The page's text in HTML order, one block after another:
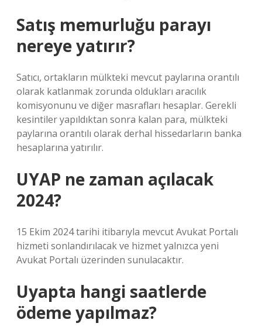
Satış memurluğu parayı
nereye yatırır?
Satıcı, ortakların mülkteki mevcut paylarına orantılı
olarak katlanmak zorunda oldukları aracılık
komisyonunu ve diğer masrafları hesaplar. Gerekli
kesintiler yapıldıktan sonra kalan para, mülkteki
paylarına orantılı olarak derhal hissedarların banka
hesaplarına yatırılır.
UYAP ne zaman açılacak
2024?
15 Ekim 2024 tarihi itibarıyla mevcut Avukat Portalı
hizmeti sonlandırılacak ve hizmet yalnızca yeni
Avukat Portalı üzerinden sunulacaktır.
Uyapta hangi saatlerde
ödeme yapılmaz?